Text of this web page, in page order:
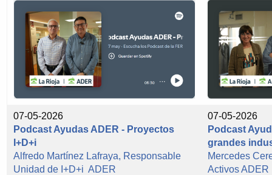
07-05-2026
Podcast Ayudas ADER - Proyectos
I+D+i
Alfredo Martínez Lafraya, Responsable
Unidad de I+D+i ADER
07-05-2026
Podcast
grandes
Mercedes
Activos ADER